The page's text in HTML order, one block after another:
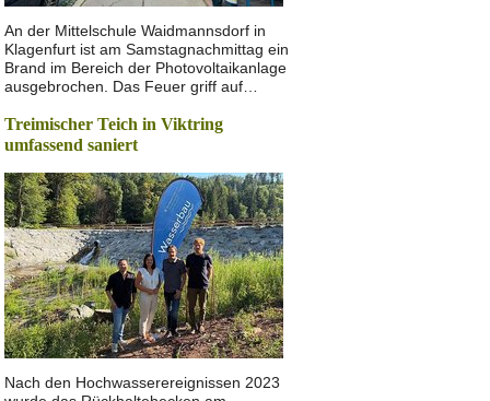
An der Mittelschule Waidmannsdorf in
Klagenfurt ist am Samstagnachmittag ein
Brand im Bereich der Photovoltaikanlage
ausgebrochen. Das Feuer griff auf…
Treimischer Teich in Viktring
umfassend saniert
Nach den Hochwasserereignissen 2023